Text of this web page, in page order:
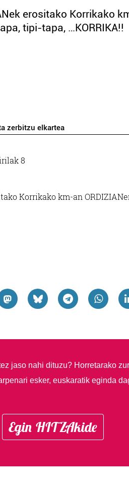
erositako Korrikako
tipi-tapa, …KORRIKA!!
zerbitzu elkartea
Korrikako km-an
jaso nahi dituzu? Horretarako
esker, euskaratik eginda
Egin HITZAkide